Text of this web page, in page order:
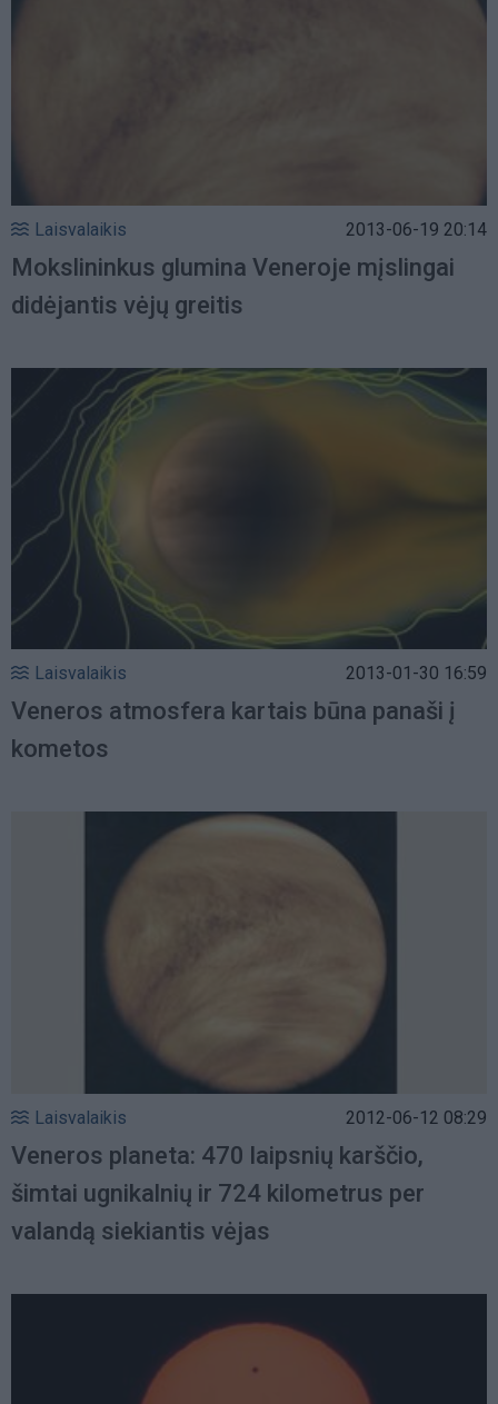
Laisvalaikis 2013-06-19 20:14
Mokslininkus glumina Veneroje mįslingai
didėjantis vėjų greitis
Laisvalaikis 2013-01-30 16:59
Veneros atmosfera kartais būna panaši į
kometos
Laisvalaikis 2012-06-12 08:29
Veneros planeta: 470 laipsnių karščio,
šimtai ugnikalnių ir 724 kilometrus per
valandą siekiantis vėjas